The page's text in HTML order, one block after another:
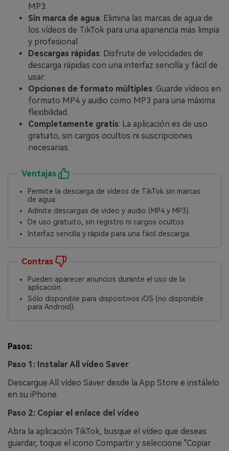
MP3.
Sin marca de agua: Elimina las marcas de agua de
los vídeos de TikTok para una apariencia más limpia
y profesional.
Descargas rápidas: Disfrute de velocidades de
descarga rápidas con una interfaz sencilla y fácil de
usar.
Opciones de formato múltiples: Guarde vídeos en
formato MP4 y audio como MP3 para una máxima
flexibilidad.
Completamente gratis: La aplicación es de uso
gratuito, sin cargos ocultos ni suscripciones
necesarias.
Ventajas
Permite la descarga de vídeos de TikTok sin marcas
de agua.
Admite descargas de vídeo y audio (MP4 y MP3).
De uso gratuito, sin registro ni cargos ocultos.
Interfaz sencilla y rápida para una fácil descarga.
Contras
Pueden aparecer anuncios durante el uso de la
aplicación.
Sólo disponible para dispositivos iOS (no disponible
para Android).
Pasos:
Paso 1: Instalar All vídeo Saver
Descargue All vídeo Saver desde la App Store e instálelo
en su iPhone.
Paso 2: Copiar el enlace del vídeo
Abra la aplicación TikTok, busque el vídeo que deseas
guardar, toque el icono Compartir y seleccione "Copiar